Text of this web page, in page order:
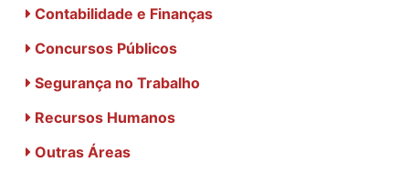
Contabilidade e Finanças
Concursos Públicos
Segurança no Trabalho
Recursos Humanos
Outras Áreas